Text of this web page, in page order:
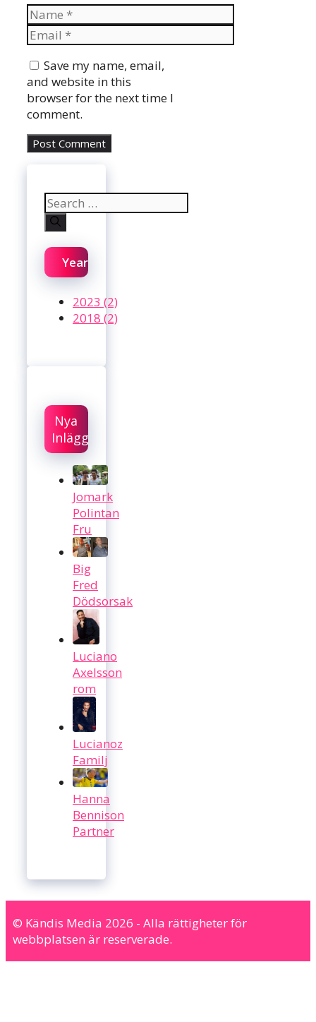
Name
Email
Save my name, email,
and website in this
browser for the next time I
comment.
Search
for:
Year
2023 (2)
2018 (2)
Nya
Inlägg
Jomark
Polintan
Fru
Big
Fred
Dödsorsak
Luciano
Axelsson
rom
Lucianoz
Familj
Hanna
Bennison
Partner
© Kändis Media 2026 - Alla rättigheter för
webbplatsen är reserverade.